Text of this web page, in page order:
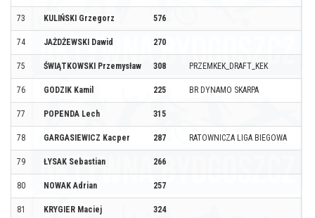
73 KULIŃSKI Grzegorz 576
74 JAŻDŻEWSKI Dawid 270
75 ŚWIĄTKOWSKI Przemysław 308 PRZEMKEK_DRAFT_KEK
76 GODZIK Kamil 225 BR DYNAMO SKARPA
77 POPENDA Lech 315
78 GARGASIEWICZ Kacper 287 RATOWNICZA LIGA BIEGOWA
79 ŁYSAK Sebastian 266
80 NOWAK Adrian 257
81 KRYGIER Maciej 324